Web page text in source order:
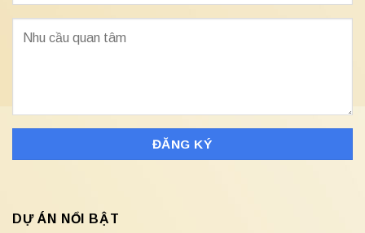
DỰ ÁN NỔI BẬT